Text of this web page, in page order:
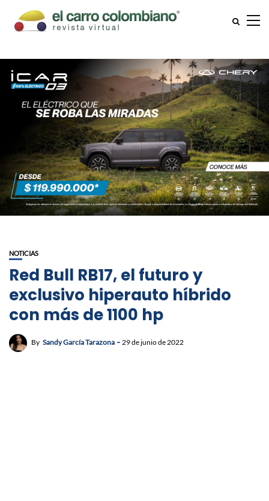
NOTICIAS
Red Bull RB17, el futuro y
exclusivo hiperauto híbrido
con más de 1100 hp
By Sandy García Tarazona 29 de junio de 2022